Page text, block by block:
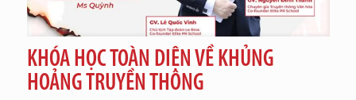
KHÓA HỌC TOÀN DIỆN VỀ KHỦNG
HOẢNG TRUYỀN THÔNG